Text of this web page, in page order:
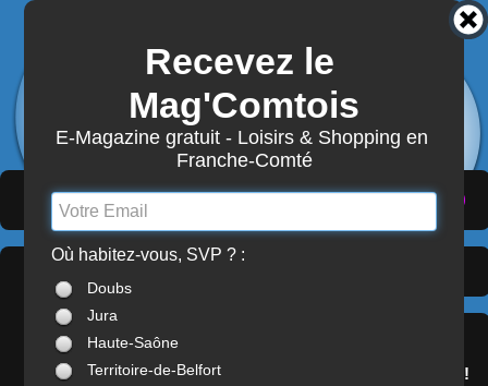
Franche-Comté
3872
7870
Abonnement Mag'Comtois
(ACTUALITÉS) (ANNUAIRE) (MON COMPTE )
Dernières Actualités >
Franche-Comté
LE PASS'COMTOIS !
Recevez le
Mag'Comtois
E-Magazine gratuit - Loisirs & Shopping en
Franche-Comté
Où habitez-vous, SVP ? :
Doubs
Jura
Haute-Saône
Territoire-de-Belfort